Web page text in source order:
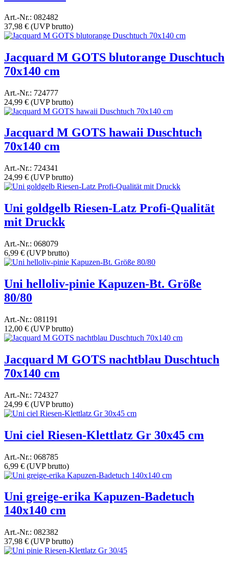
Art.-Nr.: 082482
37,98 € (UVP brutto)
Jacquard M GOTS blutorange Duschtuch
70x140 cm
Art.-Nr.: 724777
24,99 € (UVP brutto)
Jacquard M GOTS hawaii Duschtuch
70x140 cm
Art.-Nr.: 724341
24,99 € (UVP brutto)
Uni goldgelb Riesen-Latz Profi-Qualität
mit Druckk
Art.-Nr.: 068079
6,99 € (UVP brutto)
Uni helloliv-pinie Kapuzen-Bt. Größe
80/80
Art.-Nr.: 081191
12,00 € (UVP brutto)
Jacquard M GOTS nachtblau Duschtuch
70x140 cm
Art.-Nr.: 724327
24,99 € (UVP brutto)
Uni ciel Riesen-Klettlatz Gr 30x45 cm
Art.-Nr.: 068785
6,99 € (UVP brutto)
Uni greige-erika Kapuzen-Badetuch
140x140 cm
Art.-Nr.: 082382
37,98 € (UVP brutto)